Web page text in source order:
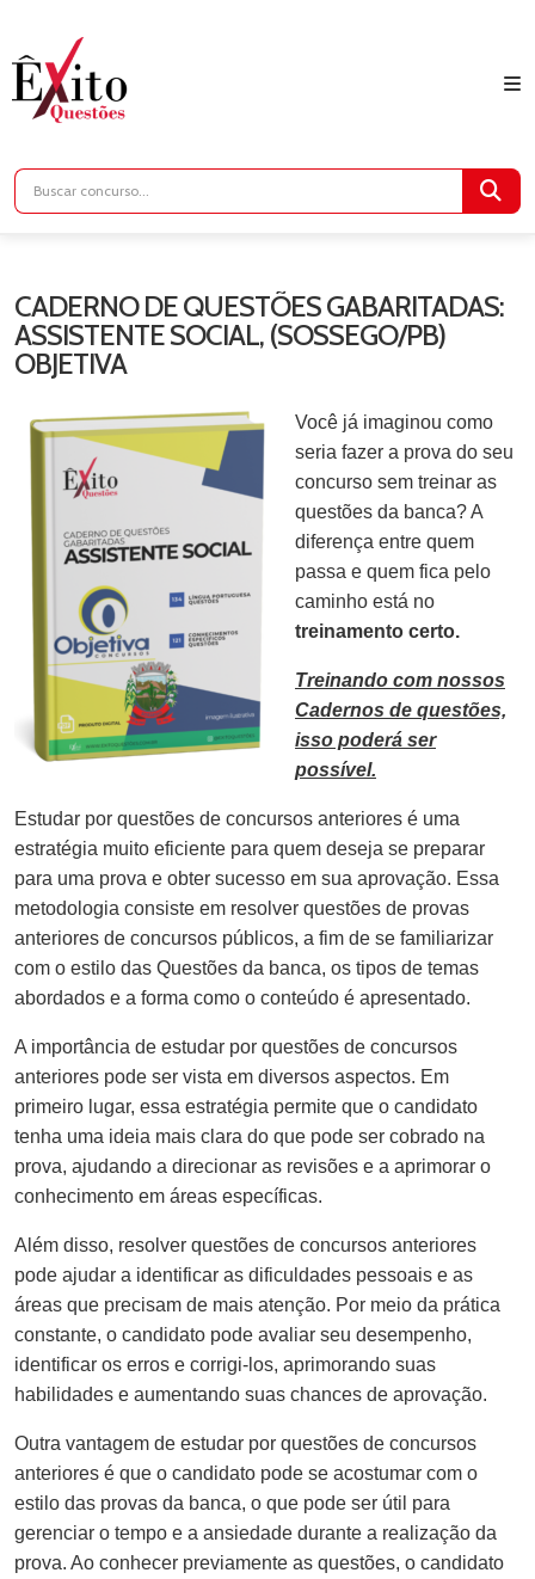
CADERNO DE QUESTÕES GABARITADAS:
ASSISTENTE SOCIAL, (SOSSEGO/PB)
OBJETIVA
Você já imaginou como
seria fazer a prova do seu
concurso sem treinar as
questões da banca? A
diferença entre quem
passa e quem fica pelo
caminho está no
treinamento certo.
Treinando com nossos
Cadernos de questões,
isso poderá ser
possível.
Estudar por questões de concursos anteriores é uma
estratégia muito eficiente para quem deseja se preparar
para uma prova e obter sucesso em sua aprovação. Essa
metodologia consiste em resolver questões de provas
anteriores de concursos públicos, a fim de se familiarizar
com o estilo das Questões da banca, os tipos de temas
abordados e a forma como o conteúdo é apresentado.
A importância de estudar por questões de concursos
anteriores pode ser vista em diversos aspectos. Em
primeiro lugar, essa estratégia permite que o candidato
tenha uma ideia mais clara do que pode ser cobrado na
prova, ajudando a direcionar as revisões e a aprimorar o
conhecimento em áreas específicas.
Além disso, resolver questões de concursos anteriores
pode ajudar a identificar as dificuldades pessoais e as
áreas que precisam de mais atenção. Por meio da prática
constante, o candidato pode avaliar seu desempenho,
identificar os erros e corrigi-los, aprimorando suas
habilidades e aumentando suas chances de aprovação.
Outra vantagem de estudar por questões de concursos
anteriores é que o candidato pode se acostumar com o
estilo das provas da banca, o que pode ser útil para
gerenciar o tempo e a ansiedade durante a realização da
prova. Ao conhecer previamente as questões, o candidato